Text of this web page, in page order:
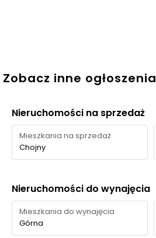
Zobacz inne ogłoszenia
Nieruchomości na sprzedaż
Mieszkania na sprzedaż
Chojny
Nieruchomości do wynajęcia
Mieszkania do wynajęcia
Górna